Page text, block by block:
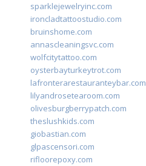
sparklejewelryinc.com
ironcladtattoostudio.com
bruinshome.com
annascleaningsvc.com
wolfcitytattoo.com
oysterbayturkeytrot.com
lafronterarestauranteybar.com
lilyandrosetearoom.com
olivesburgberrypatch.com
theslushkids.com
giobastian.com
glpascensori.com
rifloorepoxy.com